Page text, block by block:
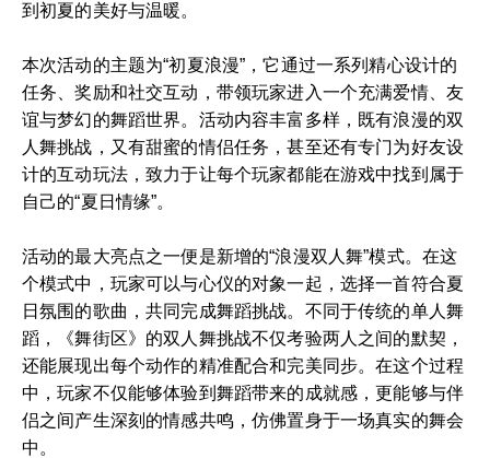
到初夏的美好与温暖。
本次活动的主题为“初夏浪漫”，它通过一系列精心设计的
任务、奖励和社交互动，带领玩家进入一个充满爱情、友
谊与梦幻的舞蹈世界。活动内容丰富多样，既有浪漫的双
人舞挑战，又有甜蜜的情侣任务，甚至还有专门为好友设
计的互动玩法，致力于让每个玩家都能在游戏中找到属于
自己的“夏日情缘”。
活动的最大亮点之一便是新增的“浪漫双人舞”模式。在这
个模式中，玩家可以与心仪的对象一起，选择一首符合夏
日氛围的歌曲，共同完成舞蹈挑战。不同于传统的单人舞
蹈，《舞街区》的双人舞挑战不仅考验两人之间的默契，
还能展现出每个动作的精准配合和完美同步。在这个过程
中，玩家不仅能够体验到舞蹈带来的成就感，更能够与伴
侣之间产生深刻的情感共鸣，仿佛置身于一场真实的舞会
中。